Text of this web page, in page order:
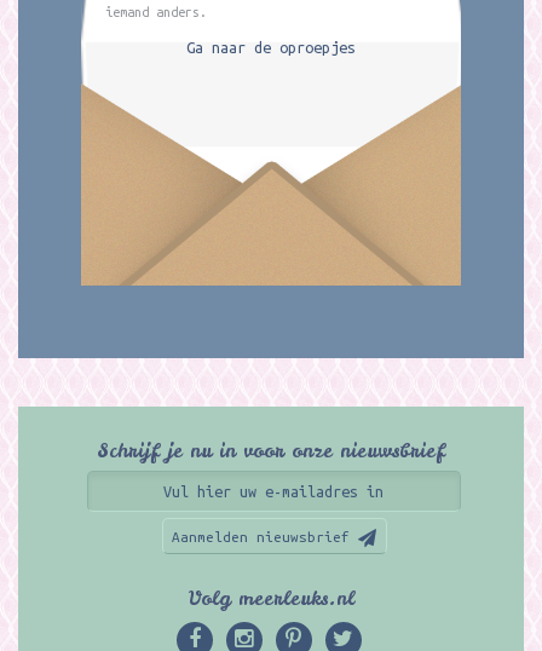
iemand anders.
Ga naar de oproepjes
Schrijf je nu in voor onze nieuwsbrief
Aanmelden nieuwsbrief
Volg meerleuks.nl